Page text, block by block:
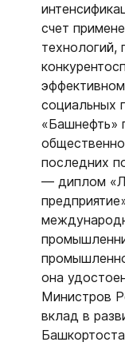
счет
социальных
«Башнефть»
последних
— диплом
она
Министров
вклад в